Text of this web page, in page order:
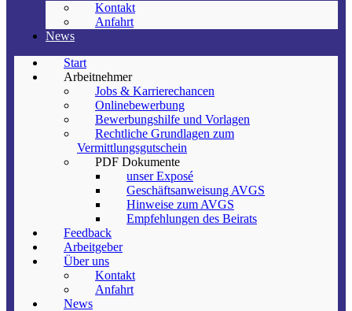
Kontakt
Anfahrt
News
Start
Arbeitnehmer
Jobs & Karrierechancen
Onlinebewerbung
Bewerbungshilfe und Vorlagen
Rechtliche Grundlagen zum
Vermittlungsgutschein
PDF Dokumente
unser Exposé
Geschäftsanweisung AVGS
Hinweise zum AVGS
Empfehlungen des Beirats
Feedback
Arbeitgeber
Über uns
Kontakt
Anfahrt
News